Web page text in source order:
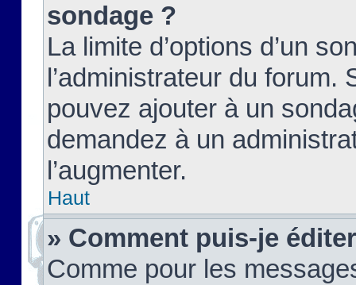
sondage ?
La limite d’options d’un
l’administrateur du forum.
pouvez ajouter à un
demandez à un
l’augmenter.
Haut
» Comment puis-je
Comme pour les